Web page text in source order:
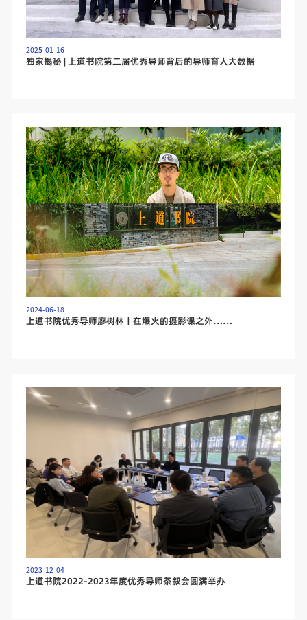
2025-01-16
独家揭秘 | 上道书院第二届优秀导师背后的导师育人大数据
2024-06-18
上道书院优秀导师廖树林｜在爆火的摄影课之外……
2023-12-04
上道书院2022-2023年度优秀导师茶叙会圆满举办